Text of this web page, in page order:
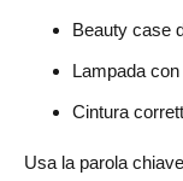
Beauty case
Lampada
Cintura
Usa la parola